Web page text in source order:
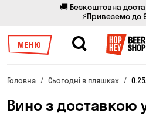
🚚 Безкоштовна
⚡Привеземо до
МЕНЮ
Головна Сьогодні в пляшках
Вино з доставкою